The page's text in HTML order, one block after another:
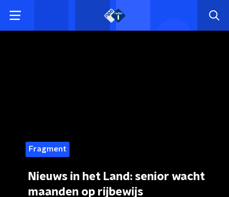
Fragment
Nieuws in het Land: senior wacht
maanden op rijbewijs